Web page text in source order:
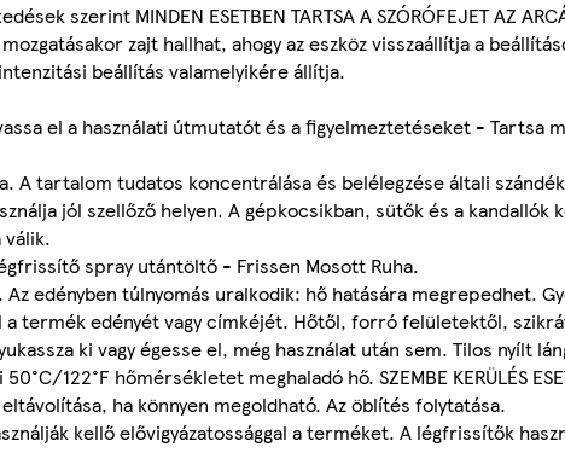
szerint MINDEN ESETBEN TARTSA A SZÓRÓFEJET AZ
zajt hallhat, ahogy az eszköz visszaállítja a
beállítás valamelyikére állítja.
el a használati útmutatót és a figyelmeztetéseket - Tartsa
A tartalom tudatos koncentrálása és belélegzése általi
jól szellőző helyen. A gépkocsikban, sütők és a
válik.
spray utántöltő - Frissen Mosott Ruha.
Az edényben túlnyomás uralkodik: hő hatására megrepedhet.
termék edényét vagy címkéjét. Hőtől, forró felületektől,
ki vagy égesse el, még használat után sem. Tilos nyílt
122°F hőmérsékletet meghaladó hő. SZEMBE KERÜLÉS
ha könnyen megoldható. Az öblítés folytatása.
kellő elővigyázatossággal a terméket. A légfrissítők